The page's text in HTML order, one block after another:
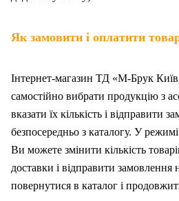
Як замовити і оплатити
Інтернет-магазин ТД «М-Брук
самостійно вибрати продукцію з
вказати їх кількість і відправити
безпосередньо з каталогу. У
Ви можете змінити кількість
доставки і відправити
повернутися в каталог і